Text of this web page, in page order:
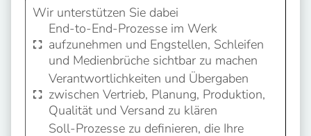
Wir unterstützen Sie dabei
End-to-End-Prozesse im Werk
aufzunehmen und Engstellen, Schleifen
und Medienbrüche sichtbar zu machen
Verantwortlichkeiten und Übergaben
zwischen Vertrieb, Planung, Produktion,
Qualität und Versand zu klären
Soll-Prozesse zu definieren, die Ihre